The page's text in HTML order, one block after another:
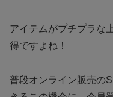
アイテムがプチプラな
得ですよね！
普段オンライン販売の